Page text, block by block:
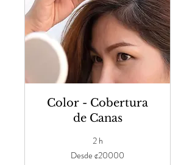
Color - Cobertura
de Canas
2 h
Desde ¢20000